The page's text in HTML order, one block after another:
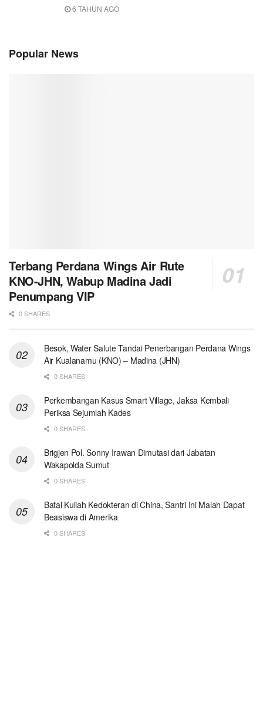
6 TAHUN AGO
Popular News
Terbang Perdana Wings Air Rute
KNO-JHN, Wabup Madina Jadi
Penumpang VIP
0 SHARES
Besok, Water Salute Tandai Penerbangan Perdana Wings
Air Kualanamu (KNO) – Madina (JHN)
0 SHARES
Perkembangan Kasus Smart Village, Jaksa Kembali
Periksa Sejumlah Kades
0 SHARES
Brigjen Pol. Sonny Irawan Dimutasi dari Jabatan
Wakapolda Sumut
0 SHARES
Batal Kuliah Kedokteran di China, Santri Ini Malah Dapat
Beasiswa di Amerika
0 SHARES